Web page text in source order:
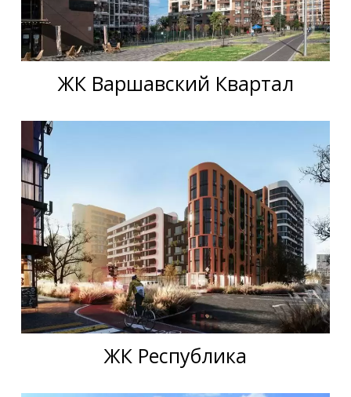
ЖК Варшавский Квартал
ЖК Республика